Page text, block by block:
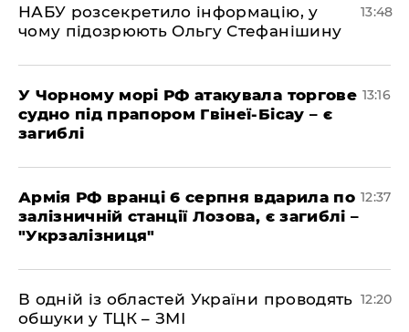
НАБУ розсекретило інформацію, у
чому підозрюють Ольгу Стефанішину
13:48
У Чорному морі РФ атакувала торгове
судно під прапором Гвінеї-Бісау – є
загиблі
13:16
Армія РФ вранці 6 серпня вдарила по
залізничній станції Лозова, є загиблі –
"Укрзалізниця"
12:37
В одній із областей України проводять
обшуки у ТЦК – ЗМІ
12:20